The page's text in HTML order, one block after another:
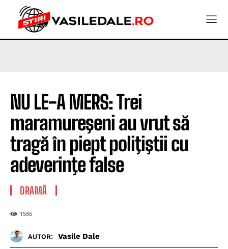
NU LE-A MERS: Trei
maramureşeni au vrut să
tragă în piept poliţiştii cu
adeverinţe false
DRAMĂ
1586
AUTOR: Vasile Dale